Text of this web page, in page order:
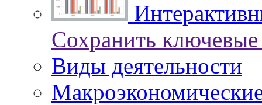
Сохранить ключевые
Виды деятельности